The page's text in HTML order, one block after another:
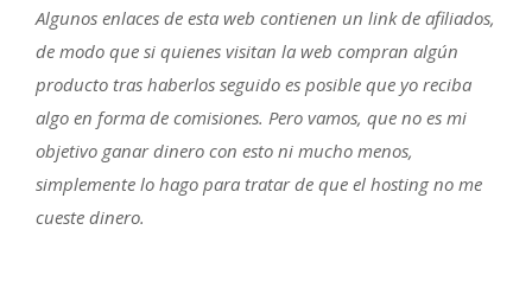
Algunos enlaces de esta web contienen un link de afiliados,
de modo que si quienes visitan la web compran algún
producto tras haberlos seguido es posible que yo reciba
algo en forma de comisiones. Pero vamos, que no es mi
objetivo ganar dinero con esto ni mucho menos,
simplemente lo hago para tratar de que el hosting no me
cueste dinero.